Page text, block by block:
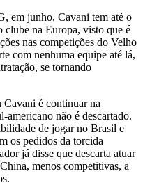
em junho, Cavani tem até o
na Europa, visto que é
nas competições do Velho
com nenhuma equipe até lá,
se tornando
é continuar na
americano não é descartado.
de jogar no Brasil e
os pedidos da torcida
já disse que descarta atuar
menos competitivas, a